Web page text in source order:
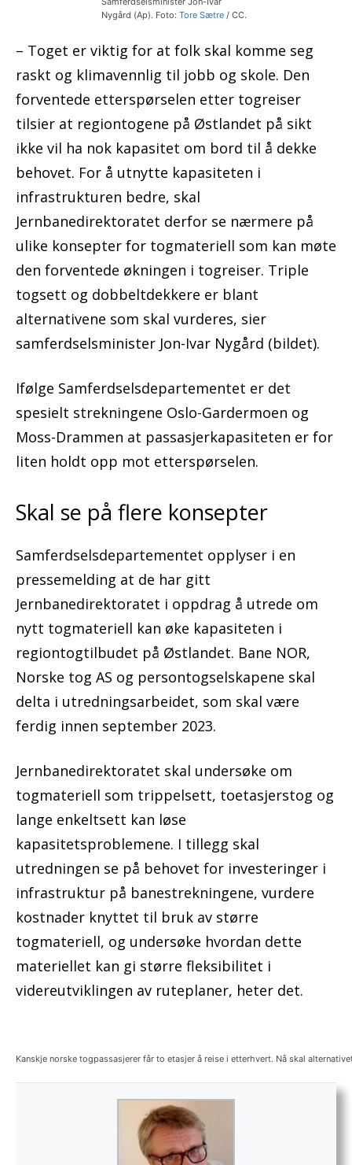
Nygård (Ap). Foto: Tore Sætre / CC.
– Toget er viktig for at folk skal komme seg
raskt og klimavennlig til jobb og skole. Den
forventede etterspørselen etter togreiser
tilsier at regiontogene på Østlandet på sikt
ikke vil ha nok kapasitet om bord til å dekke
behovet. For å utnytte kapasiteten i
infrastrukturen bedre, skal
Jernbanedirektoratet derfor se nærmere på
ulike konsepter for togmateriell som kan møte
den forventede økningen i togreiser. Triple
togsett og dobbeltdekkere er blant
alternativene som skal vurderes, sier
samferdselsminister Jon-Ivar Nygård (bildet).
Ifølge Samferdselsdepartementet er det
spesielt strekningene Oslo-Gardermoen og
Moss-Drammen at passasjerkapasiteten er for
liten holdt opp mot etterspørselen.
Skal se på flere konsepter
Samferdselsdepartementet opplyser i en
pressemelding at de har gitt
Jernbanedirektoratet i oppdrag å utrede om
nytt togmateriell kan øke kapasiteten i
regiontogtilbudet på Østlandet. Bane NOR,
Norske tog AS og persontogselskapene skal
delta i utredningsarbeidet, som skal være
ferdig innen september 2023.
Jernbanedirektoratet skal undersøke om
togmateriell som trippelsett, toetasjerstog og
lange enkeltsett kan løse
kapasitetsproblemene. I tillegg skal
utredningen se på behovet for investeringer i
infrastruktur på banestrekningene, vurdere
kostnader knyttet til bruk av større
togmateriell, og undersøke hvordan dette
materiellet kan gi større fleksibilitet i
videreutviklingen av ruteplaner, heter det.
Kanskje norske togpassasjerer får to etasjer å reise i etterhvert. Nå skal